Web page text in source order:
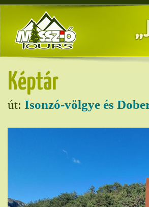
Képtár
út: Isonzó-völgye és